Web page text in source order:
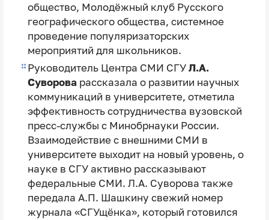
общество, Молодёжный клуб Русского
географического общества, системное
проведение популяризаторских
мероприятий для школьников.
Руководитель Центра СМИ СГУ Л.А.
Сувороварассказала о развитии научных
коммуникаций в университете, отметила
эффективность сотрудничества вузовской
пресс-службы с Минобрнауки России.
Взаимодействие с внешними СМИ в
университете выходит на новый уровень, о
науке в СГУ активно рассказывают
федеральные СМИ. Л.А. Суворова также
передала А.П. Шашкину свежий номер
журнала «СГУщёнка», который готовился